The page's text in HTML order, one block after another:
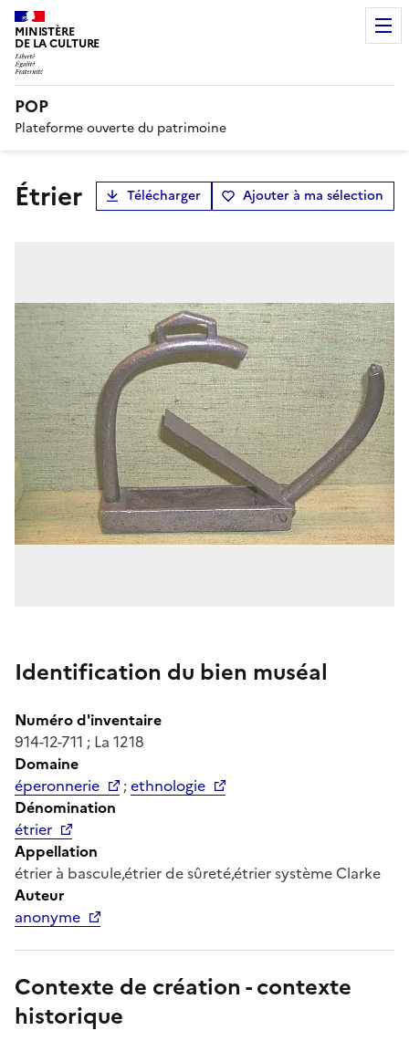
MINISTÈRE
DE LA CULTURE
POP
Plateforme ouverte du patrimoine
étrier Télécharger Ajouter à ma sélection
Identification du bien muséal
Numéro d'inventaire
914-12-711 ; La 1218
Domaine
éperonnerie
;ethnologie
Dénomination
étrier
Appellation
étrier à bascule,étrier de sûreté,étrier système Clarke
Auteur
anonyme
Contexte de création - contexte
historique